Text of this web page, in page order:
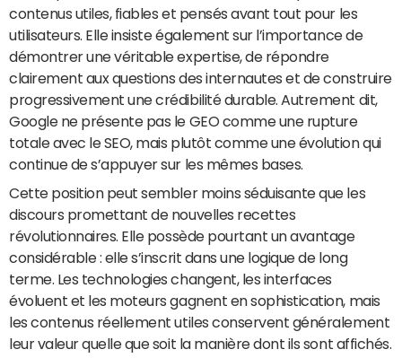
contenus utiles, fiables et pensés avant tout pour les
utilisateurs. Elle insiste également sur l’importance de
démontrer une véritable expertise, de répondre
clairement aux questions des internautes et de construire
progressivement une crédibilité durable. Autrement dit,
Google ne présente pas le GEO comme une rupture
totale avec le SEO, mais plutôt comme une évolution qui
continue de s’appuyer sur les mêmes bases.
Cette position peut sembler moins séduisante que les
discours promettant de nouvelles recettes
révolutionnaires. Elle possède pourtant un avantage
considérable : elle s’inscrit dans une logique de long
terme. Les technologies changent, les interfaces
évoluent et les moteurs gagnent en sophistication, mais
les contenus réellement utiles conservent généralement
leur valeur quelle que soit la manière dont ils sont affichés.